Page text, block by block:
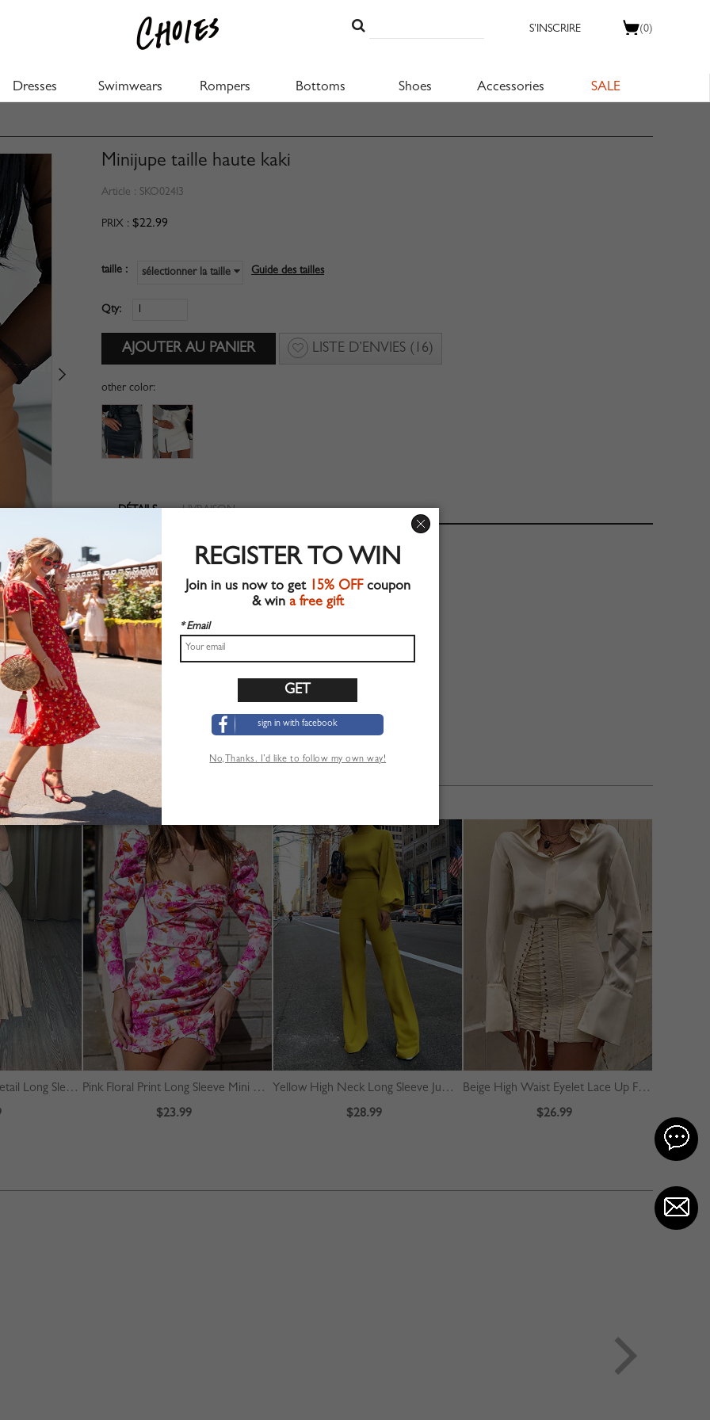
(0)
S'INSCRIRE
Dresses Swimwears Rompers Bottoms Shoes Accessories SALE
Minijupe taille haute kaki
Article : SKO024I3
PRIX : $22.99
taille : sélectionner la taille Guide des tailles
Qty:
LISTE D’ENVIES (16)
other color:
DÉTAILS LIVRAISON
Fermeture à glissière
Attache à la taille
Convient pour les vêtements d'
automne
Style chic
Lavage en machine
Coupe régulière
Matériau non extensible
Achetez cette jupe tendance sur CHOIES.COM
CLIENTS ONT ÉGALEMENT CONSULTÉ
Beige Plaid Pleated Detail Long Sleeve Midi Dress
Pink Floral Print Long Sleeve Mini Dress
$23.99
Yellow High Neck Long Sleeve Jumpsuit
$28.99
Beige High Waist Eyelet Lace Up Front Mini Skirt
$26.99
REGISTER TO WIN
Join in us now to get 15% OFFcoupon
& win a free gift
* Email
sign in with facebook
No,Thanks. I’d like to follow my own way!